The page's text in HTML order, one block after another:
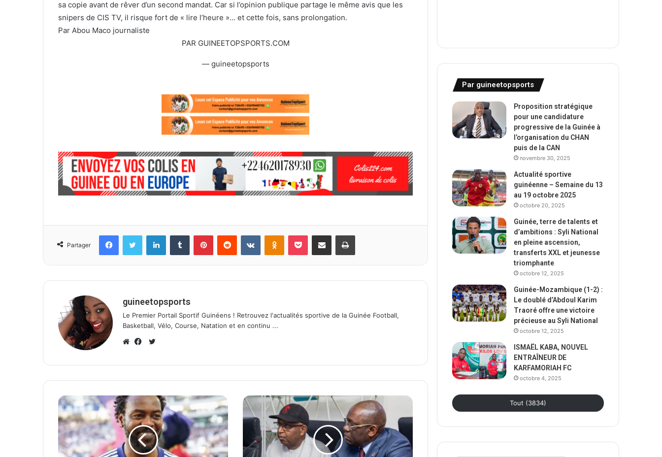
sa copie avant de rêver d’un second mandat. Car si l’opinion publique partage le même avis que les
snipers de CIS TV, il risque fort de « lire l’heure »… et cette fois, sans prolongation.
Par Abou Maco journaliste
PAR GUINEETOPSPORTS.COM
— guineetopsports
Partager
guineetopsports
Le Premier Portail Sportif Guinéens ! Retrouvez l'actualités sportive de la Guinée Football,
Basketball, Vélo, Course, Natation et en continu ...
e
i
t
e
a
b
o
o
k
i
e
r
Par guineetopsports
Proposition stratégique
pour une candidature
progressive de la Guinée à
l’organisation du CHAN
puis de la CAN
novembre 30, 2025
Actualité sportive
guinéenne – Semaine du 13
au 19 octobre 2025
octobre 20, 2025
Guinée, terre de talents et
d’ambitions : Syli National
en pleine ascension,
transferts XXL et jeunesse
triomphante
octobre 12, 2025
Guinée-Mozambique (1-2) :
Le doublé d’Abdoul Karim
Traoré offre une victoire
précieuse au Syli National
octobre 12, 2025
ISMAËL KABA, NOUVEL
ENTRAÎNEUR DE
KARFAMORIAH FC
octobre 4, 2025
Tout (3834)